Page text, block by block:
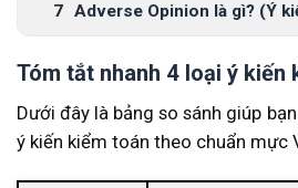
Adverse Opinion là gì? (Ý
Disclaimer of Opinion là gì?
kiến)
Ý kiến kiểm toán ảnh
vay vốn?
Tóm tắt nhanh 4 loại ý kiến
Dưới đây là bảng so sánh giúp
ý kiến kiểm toán theo chuẩn mực